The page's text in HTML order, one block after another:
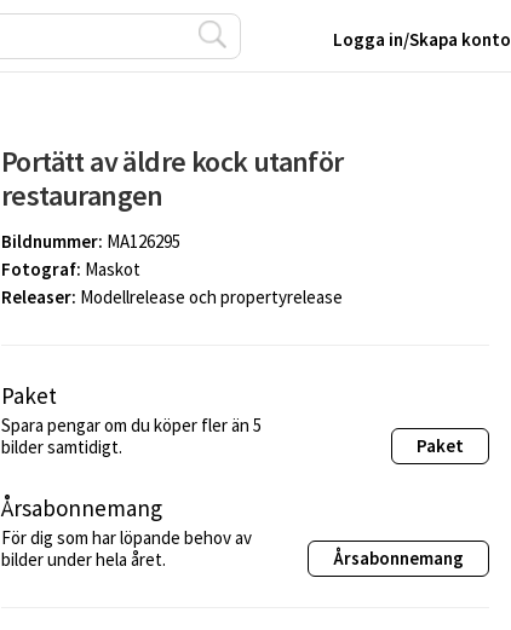
Logga in/Skapa konto
Portätt av äldre kock utanför
restaurangen
Bildnummer: MA126295
Fotograf: Maskot
Releaser: Modellrelease och propertyrelease
Paket
Spara pengar om du köper fler än 5
bilder samtidigt.
Paket
Årsabonnemang
För dig som har löpande behov av
bilder under hela året.
Årsabonnemang